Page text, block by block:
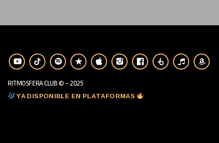
RITMOSFERA CLUB © - 2025
YA DISPONIBLE EN PLATAFORMAS